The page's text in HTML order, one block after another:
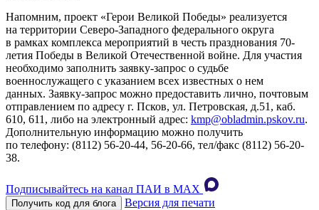
Напомним, проект «Герои Великой Победы» реализуется
на территории Северо-Западного федерального округа
в рамках комплекса мероприятий в честь празднования 70-
летия Победы в Великой Отечественной войне. Для участия
необходимо заполнить заявку-запрос о судьбе
военнослужащего с указанием всех известных о нем
данных. Заявку-запрос можно предоставить лично, почтовым
отправлением по адресу г. Псков, ул. Петровская, д.51, каб.
610, 611, либо на электронный адрес: kmp@obladmin.pskov.ru.
Дополнительную информацию можно получить
по телефону: (8112) 56-20-44, 56-20-66, тел/факс (8112) 56-20-
38.
Подписывайтесь на канал ПАИ в MAХ
Получить код для блога
Версия для печати